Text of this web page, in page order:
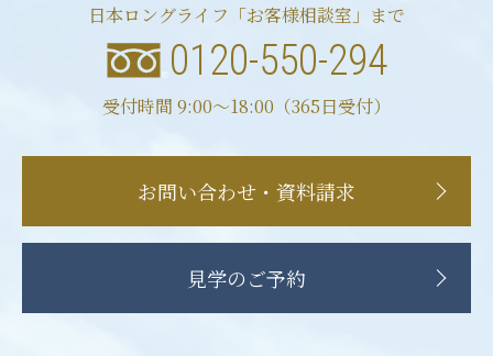
日本ロングライフ「お客様相談室」まで
0120-550-294
受付時間 9:00〜18:00（365日受付）
お問い合わせ・資料請求
見学のご予約